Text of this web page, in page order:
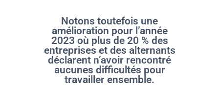
Notons toutefois une
amélioration pour l’année
2023 où plus de 20 % des
entreprises et des alternants
déclarent n’avoir rencontré
aucunes difficultés pour
travailler ensemble.